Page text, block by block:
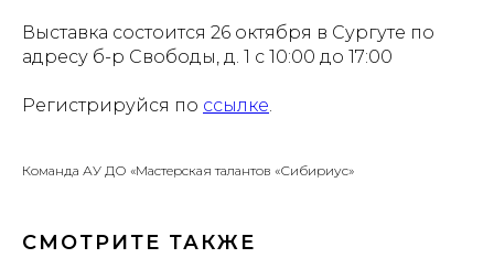
Выставка состоится 26 октября в Сургуте по
адресу б-р Свободы, д. 1 с 10:00 до 17:00
Регистрируйся по ссылке
Команда АУ ДО «Мастерская талантов «Сибириус»
СМОТРИТЕ ТАКЖЕ